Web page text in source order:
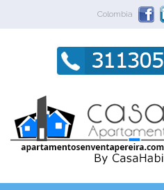
Colombia